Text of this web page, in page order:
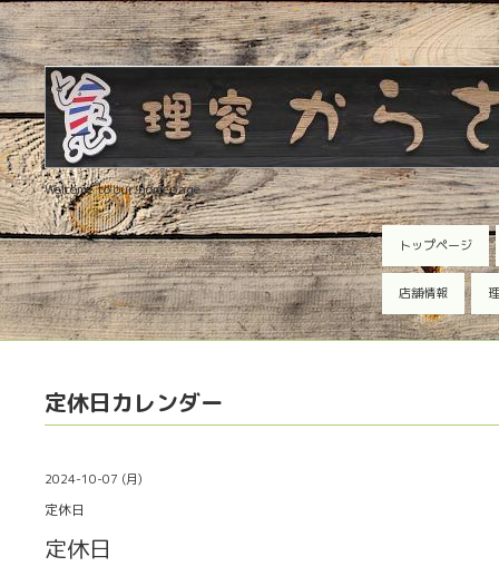
Welcome to our homepage
トップページ
店舗情報
定休日カレンダー
2024-10-07 (月)
定休日
定休日